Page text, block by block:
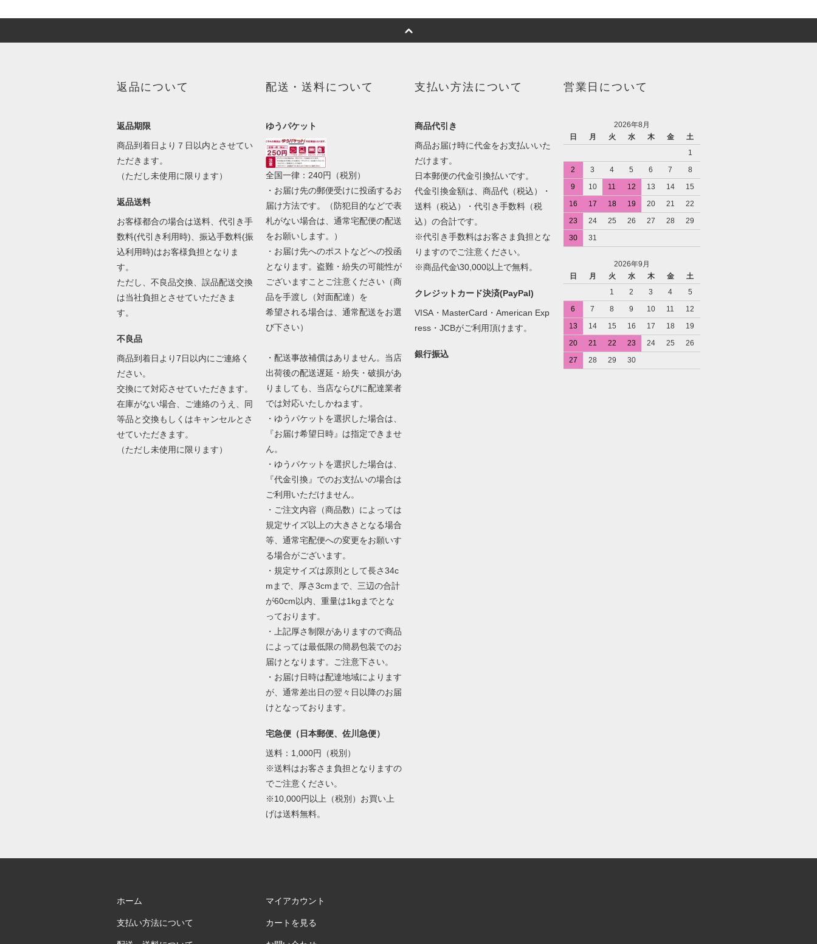
返品について
返品期限
商品到着日より７日以内とさせてい
ただきます。
（ただし未使用に限ります）
返品送料
お客様都合の場合は送料、代引き手
数料(代引き利用時)、振込手数料(振
込利用時)はお客様負担となりま
す。
ただし、不良品交換、誤品配送交換
は当社負担とさせていただきま
す。
不良品
商品到着日より7日以内にご連絡く
ださい。
交換にて対応させていただきます。
在庫がない場合、ご連絡のうえ、同
等品と交換もしくはキャンセルとさ
せていただきます。
（ただし未使用に限ります）
配送・送料について
ゆうパケット
全国一律：240円（税別）
・お届け先の郵便受けに投函するお
届け方法です。（防犯目的などで表
札がない場合は、通常宅配便の配送
をお願いします。）
・お届け先へのポストなどへの投函
となります。盗難・紛失の可能性が
ございますことご注意ください（商
品を手渡し（対面配達）を
希望される場合は、通常配送をお選
び下さい）
・配送事故補償はありません。当店
出荷後の配送遅延・紛失・破損があ
りましても、当店ならびに配達業者
では対応いたしかねます。
・ゆうパケットを選択した場合は、
『お届け希望日時』は指定できませ
ん。
・ゆうパケットを選択した場合は、
『代金引換』でのお支払いの場合は
ご利用いただけません。
・ご注文内容（商品数）によっては
規定サイズ以上の大きさとなる場合
等、通常宅配便への変更をお願いす
る場合がございます。
・規定サイズは原則として長さ34c
mまで、厚さ3cmまで、三辺の合計
が60cm以内、重量は1kgまでとな
っております。
・上記厚さ制限がありますので商品
によっては最低限の簡易包装でのお
届けとなります。ご注意下さい。
・お届け日時は配達地域によります
が、通常差出日の翌々日以降のお届
けとなっております。
宅急便（日本郵便、佐川急便）
送料：1,000円（税別）
※送料はお客さま負担となりますの
でご注意ください。
※10,000円以上（税別）お買い上
げは送料無料。
支払い方法について
商品代引き
商品お届け時に代金をお支払いいた
だけます。
日本郵便の代金引換払いです。
代金引換金額は、商品代（税込）・
送料（税込）・代引き手数料（税
込）の合計です。
※代引き手数料はお客さま負担とな
りますのでご注意ください。
※商品代金\30,000以上で無料。
クレジットカード決済(PayPal)
VISA・MasterCard・American Exp
ress・JCBがご利用頂けます。
銀行振込
営業日について
2026年8月
日
月 火 水 木 金
土
1
2
3 4 5 6 7
8
9
10 11 12 13 14
15
16
17 18 19 20 21
22
23
24 25 26 27 28
29
30
31
2026年9月
日
月 火 水 木 金
土
1
2 3 4
5
6
7 8 9 10 11
12
13
14 15 16 17 18
19
20
21 22 23 24 25
26
27
28 29 30
ホーム
支払い方法について
マイアカウント
カートを見る